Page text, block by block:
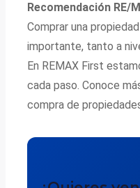
Recomendación RE/
Comprar una
importante, tanto a
En REMAX First
cada paso. Conoce
compra de